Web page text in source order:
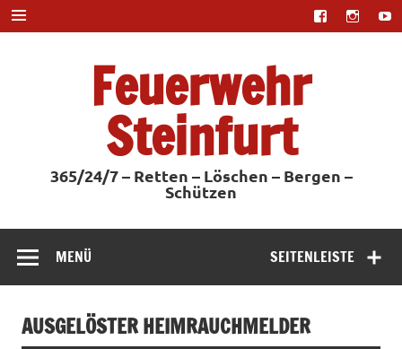
Zum
Inhalt
springen
Feuerwehr
Steinfurt
365/24/7 – Retten – Löschen – Bergen –
Schützen
SEITENLEISTE
MENÜ
AUSGELÖSTER HEIMRAUCHMELDER